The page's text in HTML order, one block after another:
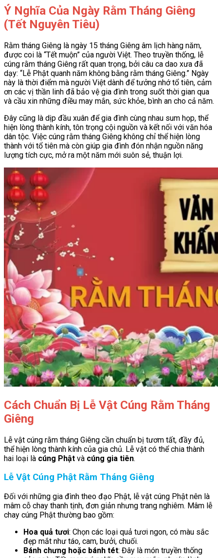
Ý Nghĩa Của Ngày Rằm Tháng Giêng
(Tết Nguyên Tiêu)
Rằm tháng Giêng là ngày 15 tháng Giêng âm lịch hàng năm,
được coi là “Tết muộn” của người Việt. Theo truyền thống, lễ
cúng rằm tháng Giêng rất quan trọng, bởi câu ca dao xưa đã
dạy: “Lễ Phật quanh năm không bằng rằm tháng Giêng.” Ngày
này là thời điểm mà người Việt dành để tưởng nhớ tổ tiên, cảm
ơn các vị thần linh đã bảo vệ gia đình trong suốt thời gian qua
và cầu xin những điều may mắn, sức khỏe, bình an cho cả năm.
Đây cũng là dịp đầu xuân để gia đình cùng nhau sum họp, thể
hiện lòng thành kính, tôn trọng cội nguồn và kết nối với văn hóa
dân tộc. Việc cúng rằm tháng Giêng không chỉ thể hiện lòng
thành với tổ tiên mà còn giúp gia đình đón nhận nguồn năng
lượng tích cực, mở ra một năm mới suôn sẻ, thuận lợi.
Cách Chuẩn Bị Lễ Vật Cúng Rằm Tháng
Giêng
Lễ vật cúng rằm tháng Giêng cần chuẩn bị tươm tất, đầy đủ,
thể hiện lòng thành kính của gia chủ. Lễ vật có thể chia thành
hai loại là cúng Phật và cúng gia tiên.
Lễ Vật Cúng Phật Rằm Tháng Giêng
Đối với những gia đình theo đạo Phật, lễ vật cúng Phật nên là
mâm cỗ chay thanh tịnh, đơn giản nhưng trang nghiêm. Mâm lễ
chay cúng Phật thường bao gồm:
Hoa quả tươi: Chọn các loại quả tươi ngon, có màu sắc
đẹp mắt như táo, cam, bưởi, chuối.
Bánh chưng hoặc bánh tét: Đây là món truyền thống